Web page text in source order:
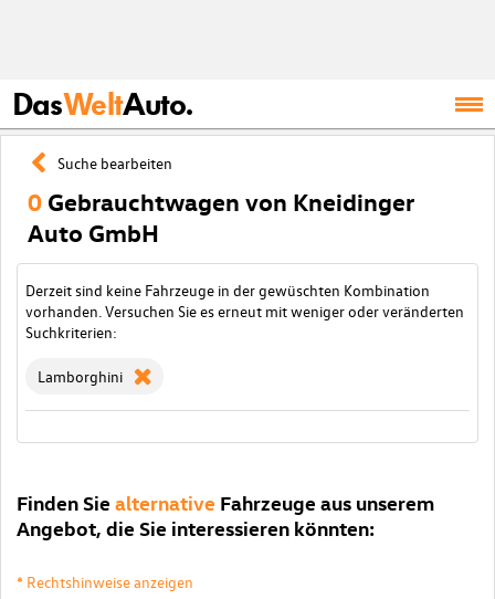
DasWeltAuto.
Suche bearbeiten
0 Gebrauchtwagen von Kneidinger
Auto GmbH
Derzeit sind keine Fahrzeuge in der gewüschten Kombination
vorhanden. Versuchen Sie es erneut mit weniger oder veränderten
Suchkriterien:
Lamborghini
Finden Sie alternative Fahrzeuge aus unserem
Angebot, die Sie interessieren könnten:
* Rechtshinweise anzeigen